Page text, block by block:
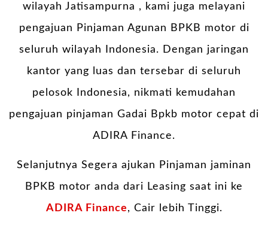
wilayah Jatisampurna , kami juga melayani
pengajuan Pinjaman Agunan BPKB motor di
seluruh wilayah Indonesia. Dengan jaringan
kantor yang luas dan tersebar di seluruh
pelosok Indonesia, nikmati kemudahan
pengajuan pinjaman Gadai Bpkb motor cepat di
ADIRA Finance.
Selanjutnya Segera ajukan Pinjaman jaminan
BPKB motor anda dari Leasing saat ini ke
ADIRA Finance, Cair lebih Tinggi.